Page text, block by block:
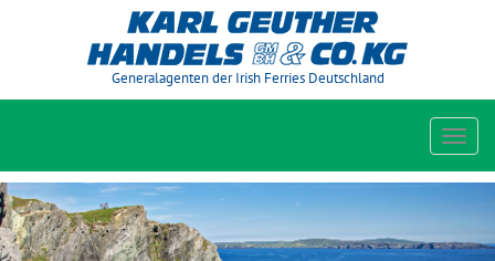
Generalagenten der Irish Ferries Deutschland